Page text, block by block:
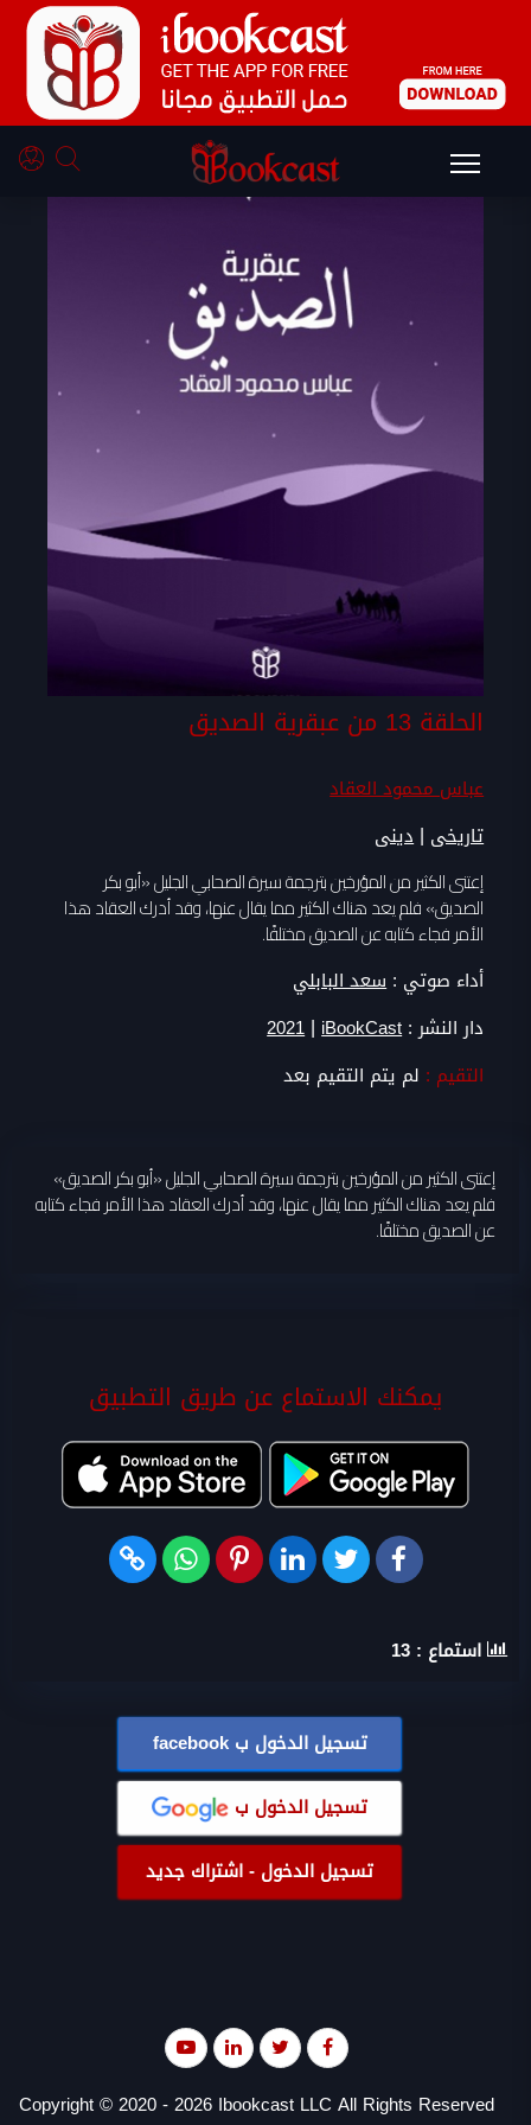
الحلقة 13 من عبقرية الصديق
عباس محمود العقاد
تاريخى |دينى
إعتنى الكثير من المؤرخين بترجمة سيرة الصحابي الجليل «أبو بكر
الصديق» فلم يعد هناك الكثير مما يقال عنها، وقد أدرك العقاد هذا
الأمر فجاء كتابه عن الصديق مختلفًا.
أداء صوتي :سعد البابلي
دار النشر :iBookCast
|
2021
التقيم : لم يتم التقيم بعد
إعتنى الكثير من المؤرخين بترجمة سيرة الصحابي الجليل «أبو بكر الصديق»
فلم يعد هناك الكثير مما يقال عنها، وقد أدرك العقاد هذا الأمر فجاء كتابه
عن الصديق مختلفًا.
يمكنك الاستماع عن طريق التطبيق
استماع : 13
تسجيل الدخول بfacebook
تسجيل الدخول ب
تسجيل الدخول - اشتراك جديد
Copyright © 2020 - 2026 Ibookcast LLC All Rights Reserved